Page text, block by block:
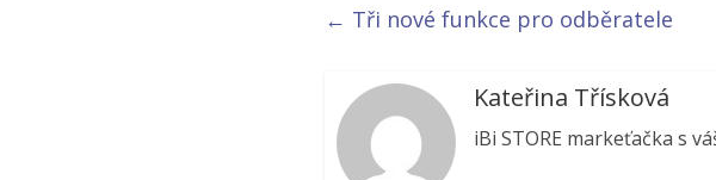
← Tři nové funkce pro odběratele
Kateřina Třísková
iBi STORE markeťačka s